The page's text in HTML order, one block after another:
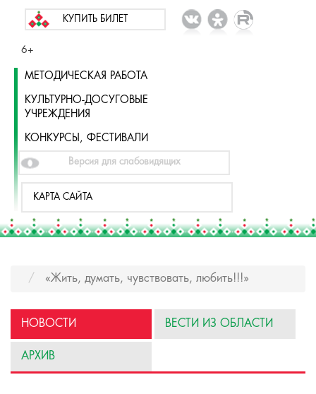
КУПИТЬ БИЛЕТ
6+
МЕТОДИЧЕСКАЯ РАБОТА
КУЛЬТУРНО-ДОСУГОВЫЕ
УЧРЕЖДЕНИЯ
КОНКУРСЫ, ФЕСТИВАЛИ
Версия для слабовидящих
КАРТА САЙТА
«Жить, думать, чувствовать, любить!!!»
НОВОСТИ ВЕСТИ ИЗ ОБЛАСТИ
АРХИВ